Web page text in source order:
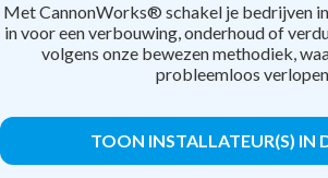
Met CannonWorks® schakel je bedrijven
in voor een verbouwing, onderhoud of
volgens onze bewezen methodiek,
probleemloos
TOON INSTALLATEUR(S) IN